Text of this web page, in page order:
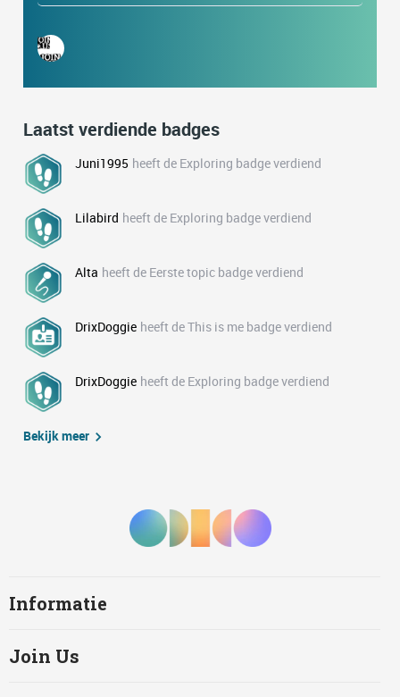
Laatst verdiende badges
Juni1995 heeft de Exploring badge verdiend
Lilabird heeft de Exploring badge verdiend
Alta heeft de Eerste topic badge verdiend
DrixDoggie heeft de This is me badge verdiend
DrixDoggie heeft de Exploring badge verdiend
Bekijk meer
Informatie
Join Us